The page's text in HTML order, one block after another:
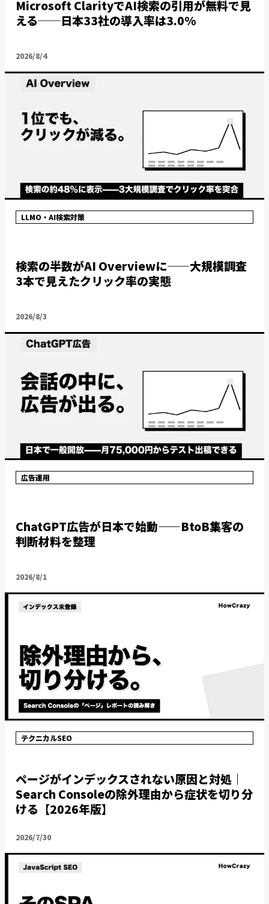
Microsoft ClarityでAI検索の引用が無料で見
える──日本33社の導入率は3.0%
2026/8/4
LLMO・AI検索対策
検索の半数がAI Overviewに——大規模調査
3本で見えたクリック率の実態
2026/8/3
広告運用
ChatGPT広告が日本で始動——BtoB集客の
判断材料を整理
2026/8/1
テクニカルSEO
ページがインデックスされない原因と対処｜
Search Consoleの除外理由から症状を切り分
ける【2026年版】
2026/7/30